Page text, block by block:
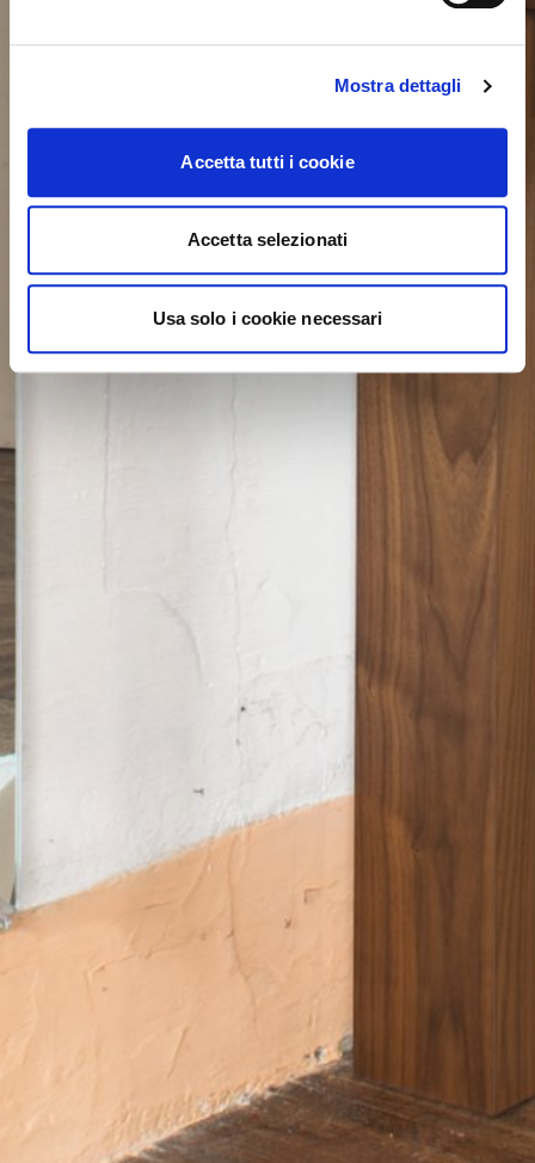
Mostra dettagli
Accetta tutti i cookie
Accetta selezionati
Usa solo i cookie necessari